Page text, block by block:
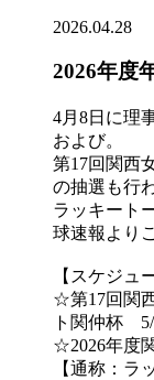
2026.04.28
2026年度
4月8日に理
および。
第17回関西
の抽選も行
ラッキート
球速報より
【スケジュ
☆第17回関
ト関仲杯
☆2026年度
【通称：ラ